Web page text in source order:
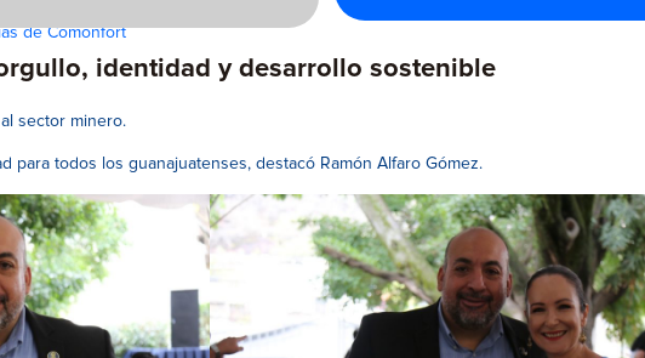
de Comonfort
identidad y desarrollo sostenible
sector minero.
para todos los guanajuatenses, destacó Ramón Alfaro Gómez.